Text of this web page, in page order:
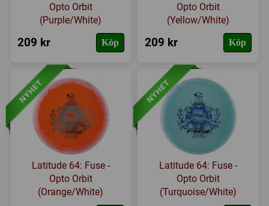
Opto Orbit
(Purple/White)
209 kr Köp
Opto Orbit
(Yellow/White)
209 kr Köp
Latitude 64: Fuse -
Opto Orbit
(Orange/White)
Latitude 64: Fuse -
Opto Orbit
(Turquoise/White)